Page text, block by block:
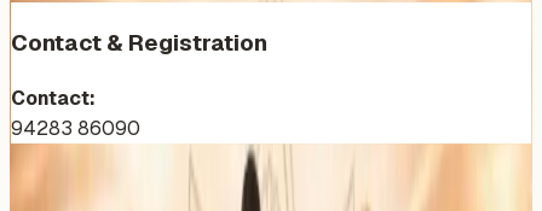
Contact & Registration
Contact:
94283 86090
More Events You'll Love